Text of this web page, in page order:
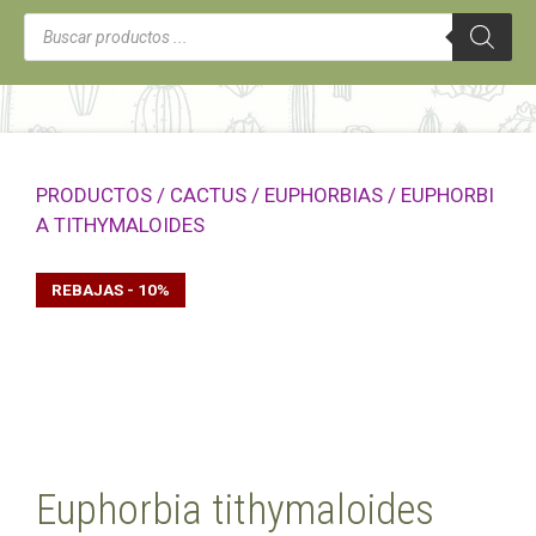
Búsqueda
de
productos
PRODUCTOS / CACTUS / EUPHORBIAS / EUPHORBI
A TITHYMALOIDES
REBAJAS - 10%
Euphorbia tithymaloides